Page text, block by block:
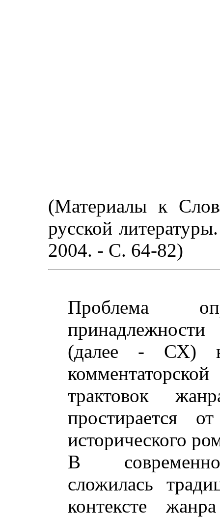
(Материалы к
русской
2004. - С. 64-82)
Проблема
(далее - СХ)
трактовок
простирается
исторического
В
сложилась
контексте